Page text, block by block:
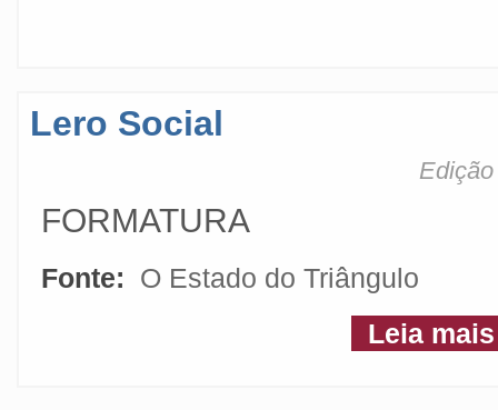
Lero Social
FORMATURA
Fonte:
O Estado do Triângulo
Leia mais